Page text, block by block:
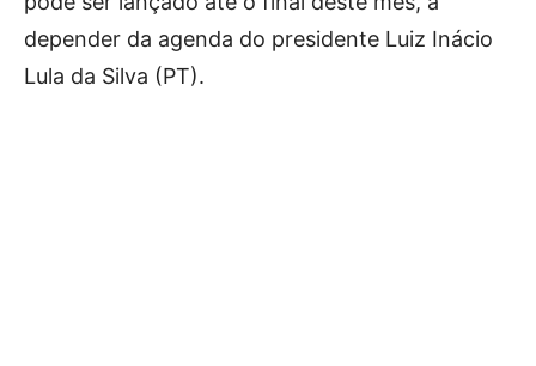
depender da agenda do presidente Luiz Inácio
Lula da Silva (PT).